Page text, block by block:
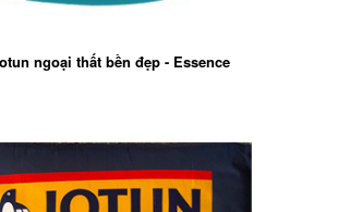
ngoại thất bền đẹp - Essence